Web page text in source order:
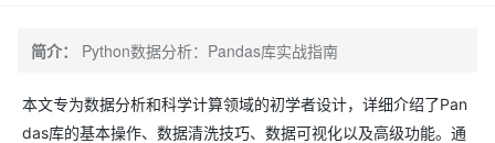
简介： Python数据分析：Pandas库实战指南
本文专为数据分析和科学计算领域的初学者设计，详细介绍了Pan
das库的基本操作、数据清洗技巧、数据可视化以及高级功能。通